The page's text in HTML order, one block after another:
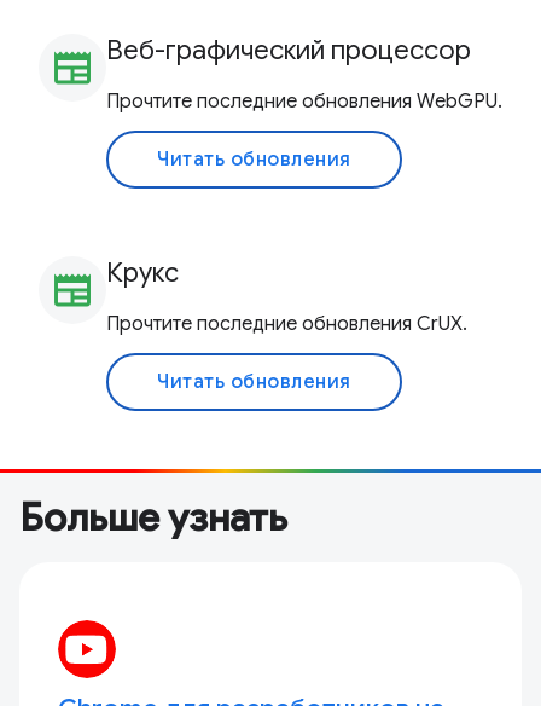
newspaper Веб-графический процессор
Прочтите последние обновления WebGPU.
Читать обновления
newspaper Крукс
Прочтите последние обновления CrUX.
Читать обновления
Больше узнать